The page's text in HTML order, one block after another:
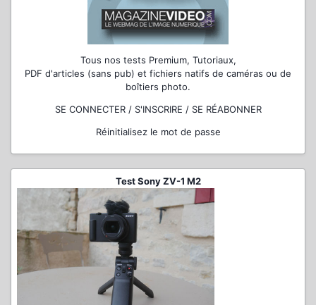
Tous nos tests Premium, Tutoriaux,
PDF d'articles (sans pub) et fichiers natifs de caméras ou de
boîtiers photo.
SE CONNECTER / S'INSCRIRE / SE RÉABONNER
Réinitialisez le mot de passe
Test Sony ZV-1 M2